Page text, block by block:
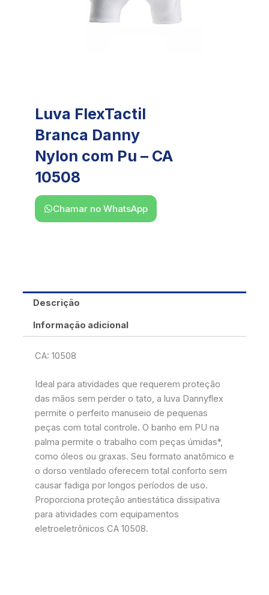
Luva FlexTactil
Branca Danny
Nylon com Pu – CA
10508
Chamar no WhatsApp
Descrição
Informação adicional
CA: 10508
Ideal para atividades que requerem proteção
das mãos sem perder o tato, a luva Dannyflex
permite o perfeito manuseio de pequenas
peças com total controle. O banho em PU na
palma permite o trabalho com peças úmidas*,
como óleos ou graxas. Seu formato anatômico e
o dorso ventilado oferecem total conforto sem
causar fadiga por longos períodos de uso.
Proporciona proteção antiestática dissipativa
para atividades com equipamentos
eletroeletrônicos CA 10508.